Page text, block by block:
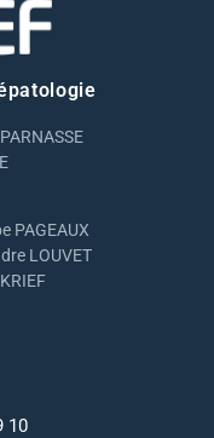
PAGEAUX
LOUVET
10